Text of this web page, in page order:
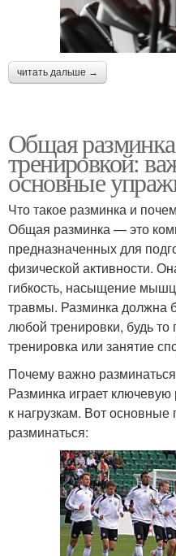
читать дальше →
Общая
тренировкой:
основные
Что такое разминка и
Общая разминка — это
предназначенных для
физической активности.
гибкость, насыщение
травмы. Разминка должна
любой тренировки, будь
тренировка или занятие
Почему важно
Разминка играет
к нагрузкам. Вот
разминаться: